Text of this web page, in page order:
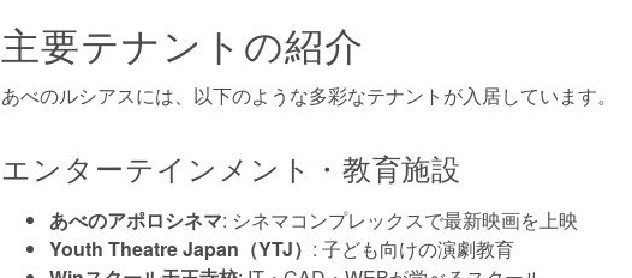
主要テナントの紹介
あべのルシアスには、以下のような多彩なテナントが入居しています。
エンターテインメント・教育施設
あべのアポロシネマ: シネマコンプレックスで最新映画を上映
Youth Theatre Japan（YTJ） : 子ども向けの演劇教育